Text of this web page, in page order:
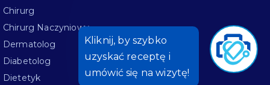
Chirurg
Chirurg Naczyniowy
Dermatolog
Diabetolog
Dietetyk